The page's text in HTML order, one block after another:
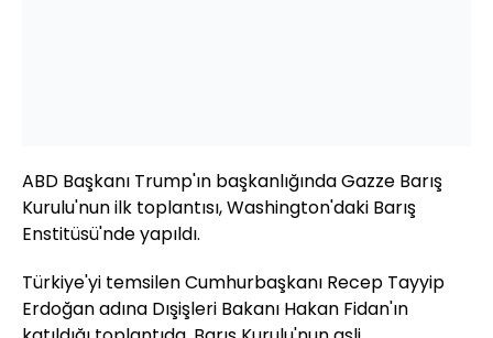
ABD Başkanı Trump'ın başkanlığında Gazze Barış
Kurulu'nun ilk toplantısı, Washington'daki Barış
Enstitüsü'nde yapıldı.
Türkiye'yi temsilen Cumhurbaşkanı Recep Tayyip
Erdoğan adına Dışişleri Bakanı Hakan Fidan'ın